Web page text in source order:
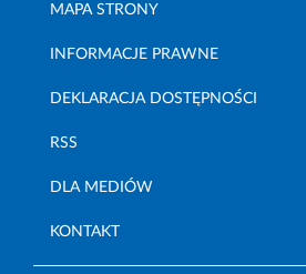
MAPA STRONY
INFORMACJE PRAWNE
DEKLARACJA DOSTĘPNOŚCI
RSS
DLA MEDIÓW
KONTAKT